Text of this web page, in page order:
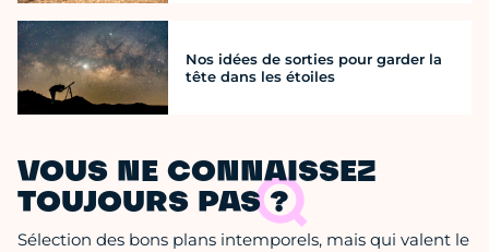
Nos idées de sorties pour garder la
tête dans les étoiles
VOUS NE CONNAISSEZ
TOUJOURS PAS ?
Sélection des bons plans intemporels, mais qui valent le